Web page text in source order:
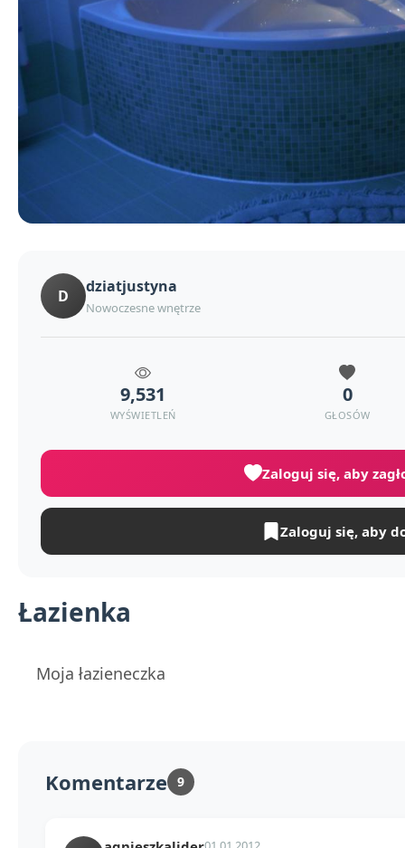
Łazienka
Moja łazieneczka
D dziatjustyna
Nowoczesne wnętrze
9,531
WYŚWIETLEŃ
0
GŁOSÓW
Zaloguj się, aby
Zaloguj się, aby
Komentarze 9